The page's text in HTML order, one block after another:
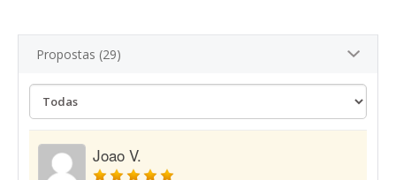
Propostas (29)
Joao V.